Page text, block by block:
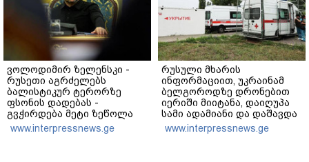
ვოლოდიმირ ზელენსკი -
რუსეთი აგრძელებს
ბალისტიკურ ტერორზე
ფსონის დადებას -
გვჭირდება მეტი ზეწოლა
www.interpressnews.ge
რუსული მხარის
ინფორმაციით, უკრაინამ
ბელგოროდზე დრონებით
იერიში მიიტანა, დაიღუპა
სამი ადამიანი და დაშავდა
25
www.interpressnews.ge